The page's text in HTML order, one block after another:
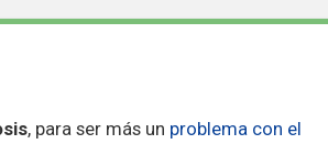
, para ser más un problema con el